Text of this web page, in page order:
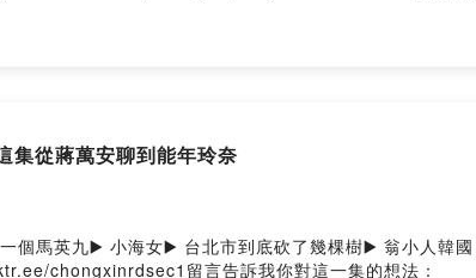
集從蔣萬安聊到能年玲奈
個馬英九▶️ 小海女▶️ 台北市到底砍了幾棵樹▶️ 翁小人韓
chongxinrdsec1留言告訴我你對這一集的想法：